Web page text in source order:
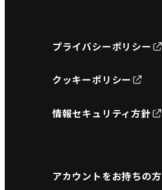
プライバシーポリシー
クッキーポリシー
情報セキュリティ方針
アカウントをお持ちの方